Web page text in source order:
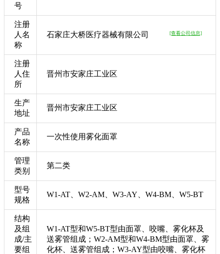
号
注册
人名
称
石家庄大桥医疗器械有限公司 [查看公司信息]
注册
人住
所
晋州市安家庄工业区
生产
地址
晋州市安家庄工业区
产品
名称
一次性使用雾化面罩
管理
类别
第二类
型号
规格
W1-AT、W2-AM、W3-AY、W4-BM、W5-BT
结构
及组
成/主
要组
W1-AT型和W5-BT型由面罩、咬嘴、雾化杯及
送雾管组成；W2-AM型和W4-BM型由面罩、雾
化杯、送雾管组成；W3-AY型由咬嘴、雾化杯